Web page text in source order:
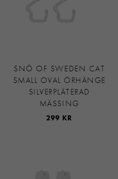
SNÖ OF SWEDEN CAT
SMALL OVAL ÖRHÄNGE
SILVERPLÄTERAD
MÄSSING
299 KR